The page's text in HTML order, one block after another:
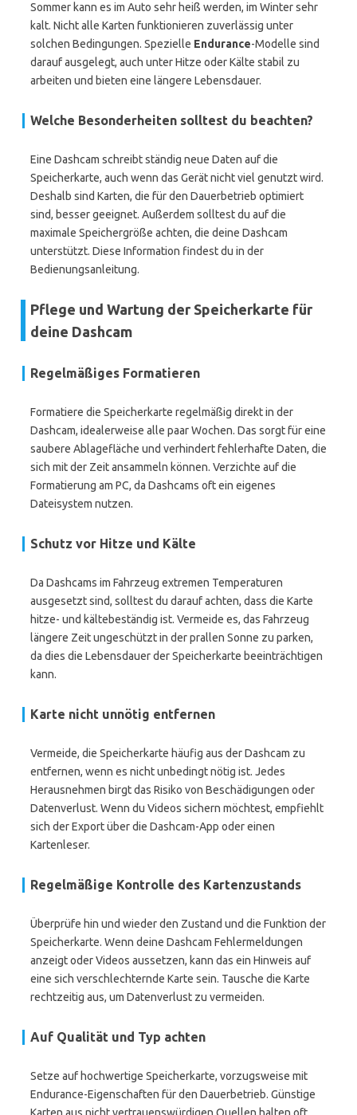
Sommer kann es im Auto sehr heiß werden, im Winter sehr
kalt. Nicht alle Karten funktionieren zuverlässig unter
solchen Bedingungen. Spezielle Endurance-Modelle sind
darauf ausgelegt, auch unter Hitze oder Kälte stabil zu
arbeiten und bieten eine längere Lebensdauer.
Welche Besonderheiten solltest du beachten?
Eine Dashcam schreibt ständig neue Daten auf die
Speicherkarte, auch wenn das Gerät nicht viel genutzt wird.
Deshalb sind Karten, die für den Dauerbetrieb optimiert
sind, besser geeignet. Außerdem solltest du auf die
maximale Speichergröße achten, die deine Dashcam
unterstützt. Diese Information findest du in der
Bedienungsanleitung.
Pflege und Wartung der Speicherkarte für
deine Dashcam
Regelmäßiges Formatieren
Formatiere die Speicherkarte regelmäßig direkt in der
Dashcam, idealerweise alle paar Wochen. Das sorgt für eine
saubere Ablagefläche und verhindert fehlerhafte Daten, die
sich mit der Zeit ansammeln können. Verzichte auf die
Formatierung am PC, da Dashcams oft ein eigenes
Dateisystem nutzen.
Schutz vor Hitze und Kälte
Da Dashcams im Fahrzeug extremen Temperaturen
ausgesetzt sind, solltest du darauf achten, dass die Karte
hitze- und kältebeständig ist. Vermeide es, das Fahrzeug
längere Zeit ungeschützt in der prallen Sonne zu parken,
da dies die Lebensdauer der Speicherkarte beeinträchtigen
kann.
Karte nicht unnötig entfernen
Vermeide, die Speicherkarte häufig aus der Dashcam zu
entfernen, wenn es nicht unbedingt nötig ist. Jedes
Herausnehmen birgt das Risiko von Beschädigungen oder
Datenverlust. Wenn du Videos sichern möchtest, empfiehlt
sich der Export über die Dashcam-App oder einen
Kartenleser.
Regelmäßige Kontrolle des Kartenzustands
Überprüfe hin und wieder den Zustand und die Funktion der
Speicherkarte. Wenn deine Dashcam Fehlermeldungen
anzeigt oder Videos aussetzen, kann das ein Hinweis auf
eine sich verschlechternde Karte sein. Tausche die Karte
rechtzeitig aus, um Datenverlust zu vermeiden.
Auf Qualität und Typ achten
Setze auf hochwertige Speicherkarte, vorzugsweise mit
Endurance-Eigenschaften für den Dauerbetrieb. Günstige